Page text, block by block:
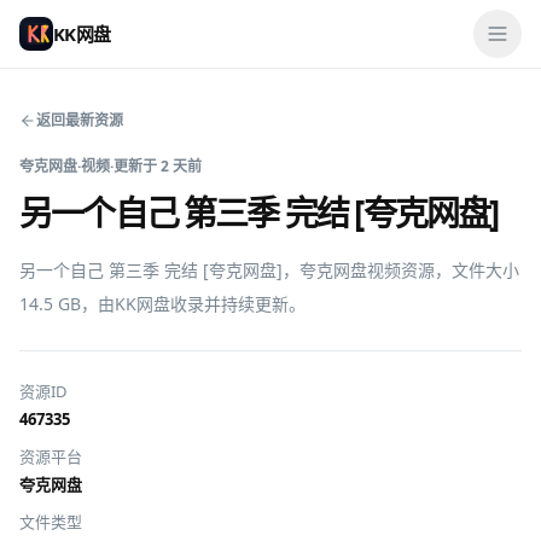
KK网盘
返回最新资源
夸克网盘·视频·更新于2 天前
另一个自己 第三季 完结 [夸克网盘]
另一个自己 第三季 完结 [夸克网盘]，夸克网盘视频资源，文件大小
14.5 GB，由KK网盘收录并持续更新。
资源ID
467335
资源平台
夸克网盘
文件类型